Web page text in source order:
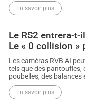
En savoir plus
Le RS2 entrera-
Le « 0 collision »
Les caméras RVB AI
tels que des pantoufles,
poubelles, des balances
peuvent détecter et
2 cm. Cependant, les
entraînés avec l’IA ne
En savoir plus